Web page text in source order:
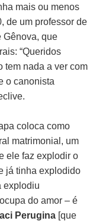
mais ou menos
de um professor de
Gênova, que
“Queridos
tem nada a ver com
o canonista
coloca como
matrimonial, um
ele faz explodir o
já tinha explodido
explodiu
do amor – é
Perugina [que